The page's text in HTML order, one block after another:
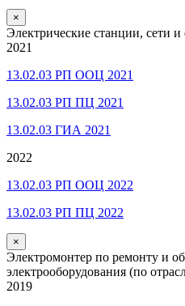
×
Электрические станции, сети
2021
13.02.03 РП ООЦ 2021
13.02.03 РП ПЦ 2021
13.02.03 ГИА 2021
2022
13.02.03 РП ООЦ 2022
13.02.03 РП ПЦ 2022
×
Электромонтер по ремонту и
электрооборудования (по
2019